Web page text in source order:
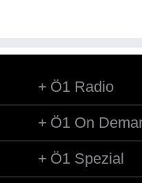
Ö1 Radio
Ö1 On
Ö1 Spezial